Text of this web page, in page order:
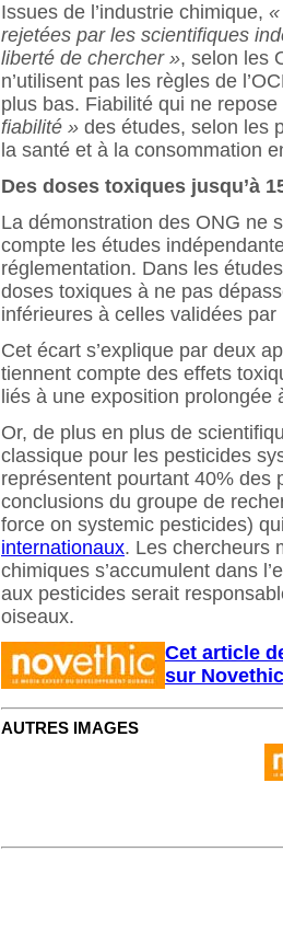
Issues de l’industrie chimique,
rejetées par les scientifiques
liberté de chercher », selon les
n’utilisent pas les règles de
plus bas. Fiabilité qui ne
fiabilité » des études, selon les
la santé et à la consommation
Des doses toxiques jusqu’à
La démonstration des ONG ne
compte les études
réglementation. Dans les
doses toxiques à ne pas
inférieures à celles validées
Cet écart s’explique par deux
tiennent compte des effets
liés à une exposition
Or, de plus en plus de
classique pour les pesticides
représentent pourtant 40% des
conclusions du groupe de
force on systemic pesticides)
internationaux. Les chercheurs
chimiques s’accumulent dans
aux pesticides serait
oiseaux.
Cet article
sur
AUTRES IMAGES